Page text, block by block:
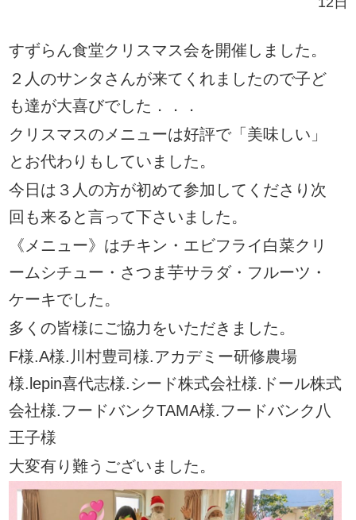
すずらん食堂クリスマス会を開催しました。
２人のサンタさんが来てくれましたので子ど
も達が大喜びでした ．．．
クリスマスのメニューは好評で「美味しい」
とお代わりもしていました。
今日は３人の方が初めて参加してくださり次
回も来ると言って下さいました。
《メニュー》はチキン・エビフライ白菜クリ
ームシチュー・さつま芋サラダ・フルーツ・
ケーキでした。
多くの皆様にご協力をいただきました。
F様.A様.川村豊司様.アカデミー研修農場
様.lepin喜代志様.シード株式会社様.ドール株式
会社様.フードバンクTAMA様.フードバンク八
王子様
大変有り難うございました。